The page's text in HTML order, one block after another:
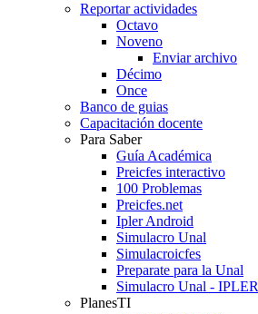
Reportar actividades
Octavo
Noveno
Enviar archivo
Décimo
Once
Banco de guias
Capacitación docente
Para Saber
Guía Académica
Preicfes interactivo
100 Problemas
Preicfes.net
Ipler Android
Simulacro Unal
Simulacroicfes
Preparate para la Unal
Simulacro Unal - IPLER
PlanesTI